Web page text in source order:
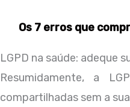
Os 7 erros que
LGPD na saúde: adeque
Resumidamente, a
compartilhadas sem a